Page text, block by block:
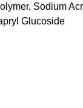
Sodium
Glucoside